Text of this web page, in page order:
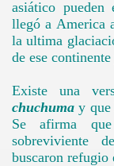
asiático pueden
llegó a America
la ultima
de ese
Existe una
chuchuma y que
Se afirma
sobreviviente
buscaron refugio